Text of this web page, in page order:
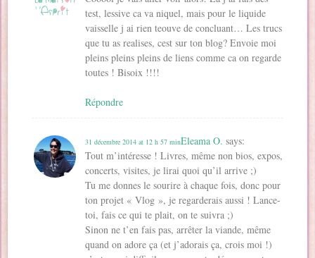
test, lessive ca va niquel, mais pour le liquide
vaisselle j ai rien teouve de concluant… Les trucs
que tu as realises, cest sur ton blog? Envoie moi
pleins pleins pleins de liens comme ca on regarde
toutes ! Bisoix !!!!
Répondre
Eleama O. says:
31 décembre 2014 at 12 h 57 min
Tout m’intéresse ! Livres, même non bios, expos,
concerts, visites, je lirai quoi qu’il arrive ;)
Tu me donnes le sourire à chaque fois, donc pour
ton projet « Vlog », je regarderais aussi ! Lance-
toi, fais ce qui te plait, on te suivra ;)
Sinon ne t’en fais pas, arrêter la viande, même
quand on adore ça (et j’adorais ça, crois moi !)